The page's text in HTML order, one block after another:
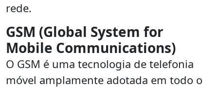
rede.
GSM (Global System for
Mobile Communications)
O GSM é uma tecnologia de telefonia
móvel amplamente adotada em todo o